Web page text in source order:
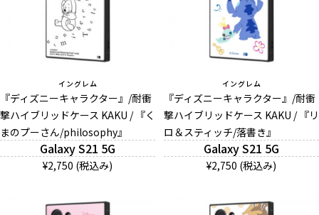
イングレム
『ディズニーキャラクター』/耐衝
撃ハイブリッドケース KAKU / 『く
まのプーさん/philosophy』
Galaxy S21 5G
¥2,750 (税込み)
イングレム
『ディズニーキャラクター』/耐衝
撃ハイブリッドケース KAKU / 『リ
ロ＆スティッチ/落書き』
Galaxy S21 5G
¥2,750 (税込み)